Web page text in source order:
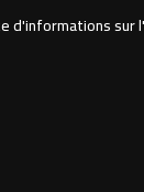
d'informations sur